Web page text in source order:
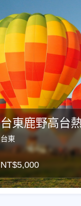
台東鹿野高台
台東
NT$5,000